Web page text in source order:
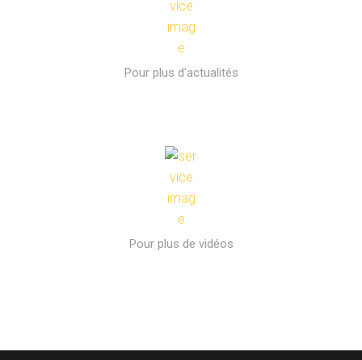
Pour plus d'actualités
Pour plus de vidéos